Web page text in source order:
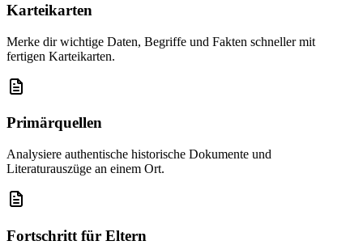
Karteikarten
Merke dir wichtige Daten, Begriffe und Fakten schneller mit
fertigen Karteikarten.
Primärquellen
Analysiere authentische historische Dokumente und
Literaturauszüge an einem Ort.
Fortschritt für Eltern